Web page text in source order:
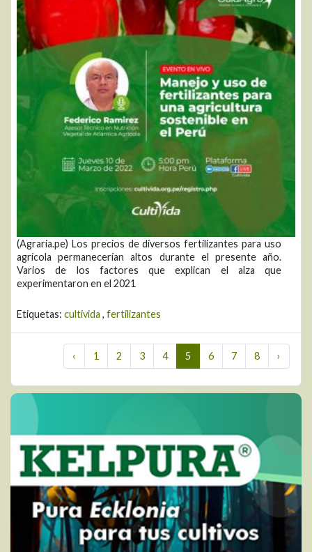
(Agraria.pe) Los precios de diversos fertilizantes para uso
agrícola permanecerían altos durante el presente año.
Varios de los factores que explican el alza que
experimentaron en el 2021
Etiquetas: cultivida , fertilizantes
‹ 1 2 3 4 5 6 7 8 ›